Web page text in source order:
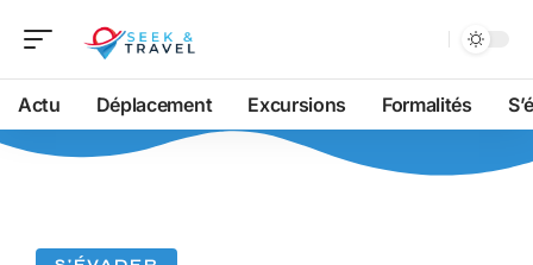
Actu Déplacement Excursions Formalités